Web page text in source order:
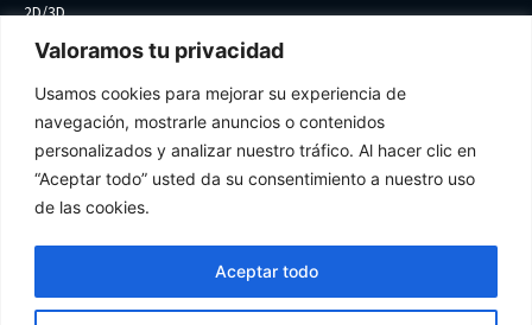
Valoramos tu privacidad
Usamos cookies para mejorar su experiencia de
navegación, mostrarle anuncios o contenidos
personalizados y analizar nuestro tráfico. Al hacer clic en
“Aceptar todo” usted da su consentimiento a nuestro uso
de las cookies.
Aceptar todo
2D/3D
EMPRESA
Politica de qualitat
Protecció de dades
Termes i condicions
Preferèncias de cookies